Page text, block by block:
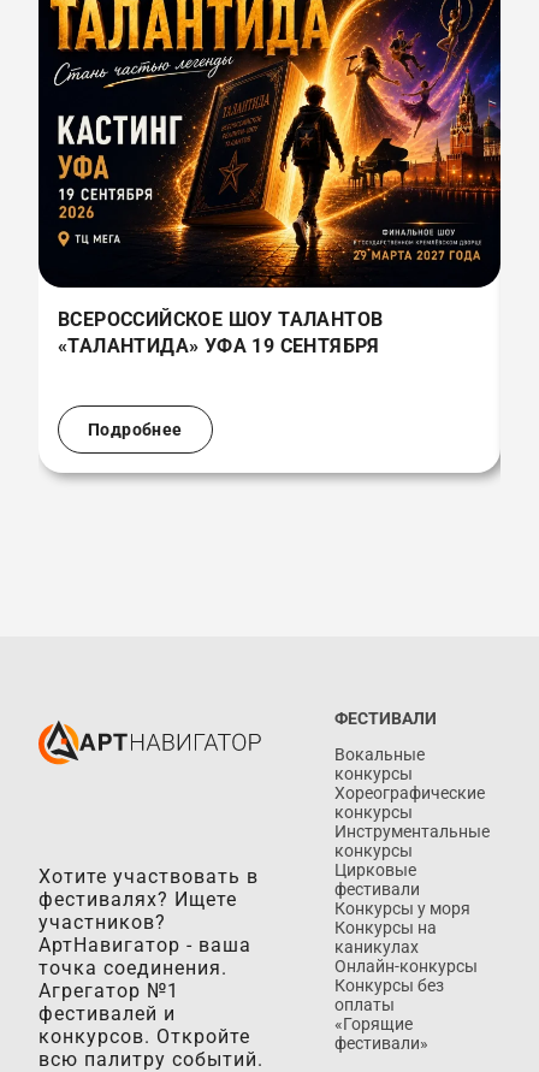
ВСЕРОССИЙСКОЕ ШОУ ТАЛАНТОВ
«ТАЛАНТИДА» УФА 19 СЕНТЯБРЯ
Подробнее
Хотите участвовать в
фестивалях? Ищете
участников?
АртНавигатор - ваша
точка соединения.
Агрегатор №1
фестивалей и
конкурсов. Откройте
всю палитру событий.
ФЕСТИВАЛИ
Вокальные
конкурсы
Хореографические
конкурсы
Инструментальные
конкурсы
Цирковые
фестивали
Конкурсы у моря
Конкурсы на
каникулах
Онлайн-конкурсы
Конкурсы без
оплаты
«Горящие
фестивали»